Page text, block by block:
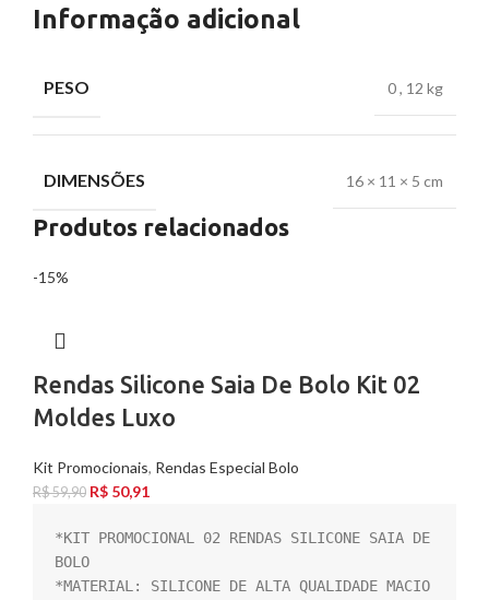
Informação adicional
PESO 0, 12 kg
DIMENSÕES 16 × 11 × 5 cm
Produtos relacionados
-15%
Rendas Silicone Saia De Bolo Kit 02
Moldes Luxo
Kit Promocionais, Rendas Especial Bolo
R$59,90 R$ 50,91
*KIT PROMOCIONAL 02 RENDAS SILICONE SAIA DE
BOLO
*MATERIAL: SILICONE DE ALTA QUALIDADE MACIO